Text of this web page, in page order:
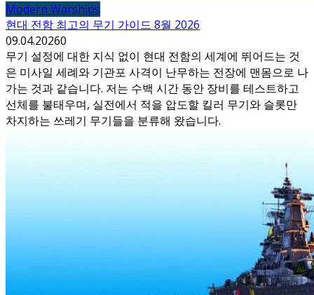
Modern Warships
현대 전함 최고의 무기 가이드 8월 2026
09.04.20260
무기 설정에 대한 지식 없이 현대 전함의 세계에 뛰어드는 것
은 미사일 세례와 기관포 사격이 난무하는 전장에 맨몸으로 나
가는 것과 같습니다. 저는 수백 시간 동안 장비를 테스트하고
선체를 불태우며, 실전에서 적을 압도할 킬러 무기와 슬롯만
차지하는 쓰레기 무기들을 분류해 왔습니다.